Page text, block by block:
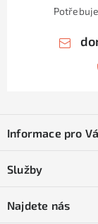
pInformace pro
Obchodní podmínky
Služby
Najdete nás